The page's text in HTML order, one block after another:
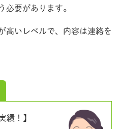
必要があります。
高いレベルで、内容は連絡を
績！】